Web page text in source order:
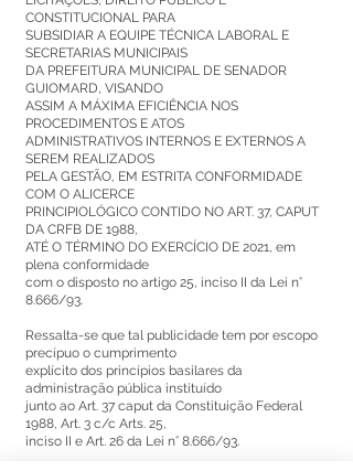
CONSTITUCIONAL PARA
SUBSIDIAR A EQUIPE TÉCNICA LABORAL E
SECRETARIAS MUNICIPAIS
DA PREFEITURA MUNICIPAL DE SENADOR
GUIOMARD, VISANDO
ASSIM A MÁXIMA EFICIÊNCIA NOS
PROCEDIMENTOS E ATOS
ADMINISTRATIVOS INTERNOS E EXTERNOS A
SEREM REALIZADOS
PELA GESTÃO, EM ESTRITA CONFORMIDADE
COM O ALICERCE
PRINCIPIOLÓGICO CONTIDO NO ART. 37, CAPUT
DA CRFB DE 1988,
ATÉ O TÉRMINO DO EXERCÍCIO DE 2021, em
plena conformidade
com o disposto no artigo 25, inciso II da Lei n°
8.666/93.
Ressalta-se que tal publicidade tem por escopo
precípuo o cumprimento
explícito dos princípios basilares da
administração pública instituído
junto ao Art. 37 caput da Constituição Federal
1988, Art. 3 c/c Arts. 25,
inciso II e Art. 26 da Lei n° 8.666/93.